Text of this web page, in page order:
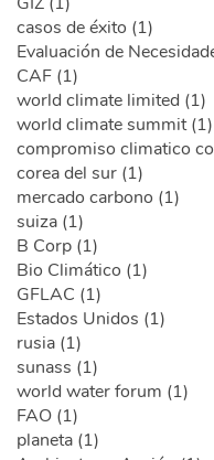
casos de éxito (1)
Evaluación de
CAF (1)
world climate limited (1)
world climate summit (1)
compromiso climatico
corea del sur (1)
mercado carbono (1)
suiza (1)
B Corp (1)
Bio Climático (1)
GFLAC (1)
Estados Unidos (1)
rusia (1)
sunass (1)
world water forum (1)
FAO (1)
planeta (1)